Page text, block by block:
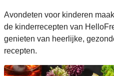
Avondeten voor kinderen
de kinderrecepten van
genieten van heerlijke,
recepten.